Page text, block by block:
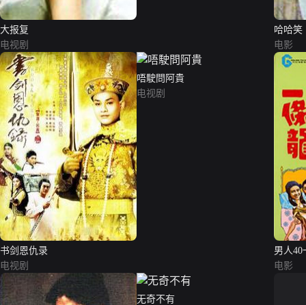
大报复
电视剧
哈哈笑
电影
书剑恩仇录
电视剧
唔駛問阿貴
电视剧
男人40
电影
无奇不有